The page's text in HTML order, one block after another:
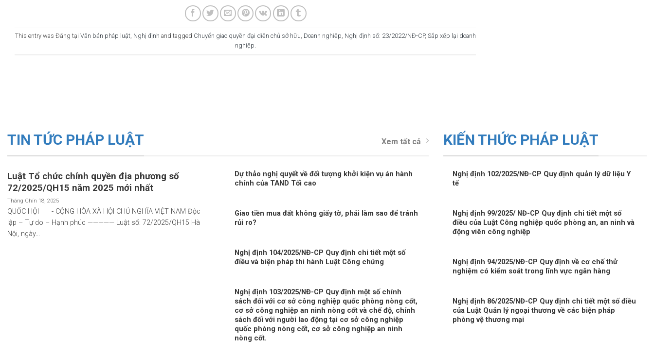
This entry was Đăng tại Văn bản pháp luật, Nghị định and tagged Chuyển giao quyền đại diện chủ sở hữu, Doanh nghiệp, Nghị định số: 23/2022/NĐ-CP, Sắp xếp lại doanh
nghiệp.
TIN TỨC PHÁP LUẬT Xem tất cả
Luật Tổ chức chính quyền địa phương số
72/2025/QH15 năm 2025 mới nhất
Tháng Chín 18, 2025
QUỐC HỘI ——- CỘNG HÒA XÃ HỘI CHỦ NGHĨA VIỆT NAM Độc
lập – Tự do – Hạnh phúc ————— Luật số: 72/2025/QH15 Hà
Nội, ngày...
Dự thảo nghị quyết về đối tượng khởi kiện vụ án hành
chính của TAND Tối cao
Giao tiền mua đất không giấy tờ, phải làm sao để tránh
rủi ro?
Nghị định 104/2025/NĐ-CP Quy định chi tiết một số
điều và biện pháp thi hành Luật Công chứng
Nghị định 103/2025/NĐ-CP Quy định một số chính
sách đối với cơ sở công nghiệp quốc phòng nòng cốt,
cơ sở công nghiệp an ninh nòng cốt và chế độ, chính
sách đối với người lao động tại cơ sở công nghiệp
quốc phòng nòng cốt, cơ sở công nghiệp an ninh
nòng cốt.
KIẾN THỨC PHÁP LUẬT
Nghị định 102/2025/NĐ-CP Quy định quản lý dữ liệu Y
tế
Nghị định 99/2025/ NĐ-CP Quy định chi tiết một số
điều của Luật Công nghiệp quốc phòng an, an ninh và
động viên công nghiệp
Nghị định 94/2025/NĐ-CP Quy định về cơ chế thử
nghiệm có kiểm soát trong lĩnh vực ngân hàng
Nghị định 86/2025/NĐ-CP Quy định chi tiết một số điều
của Luật Quản lý ngoại thương về các biện pháp
phòng vệ thương mại